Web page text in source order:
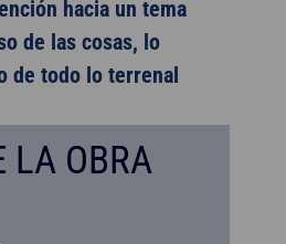
hacia un tema
de las cosas, lo
de todo lo terrenal
LA OBRA